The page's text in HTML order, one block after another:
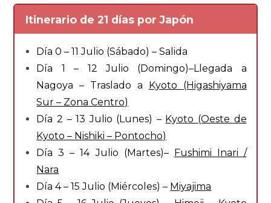
Itinerario de 21 días por Japón
Día 0 – 11 Julio (Sábado) – Salida
Día 1 – 12 Julio (Domingo)–Llegada a
Nagoya – Traslado a
Kyoto (Higashiyama
Sur – Zona Centro)
Día 2 – 13 Julio (Lunes) – Kyoto (Oeste de
Kyoto – Nishiki – Pontocho)
Día 3 – 14 Julio (Martes)–
Fushimi Inari /
Nara
Día 4 – 15 Julio (Miércoles) – Miyajima